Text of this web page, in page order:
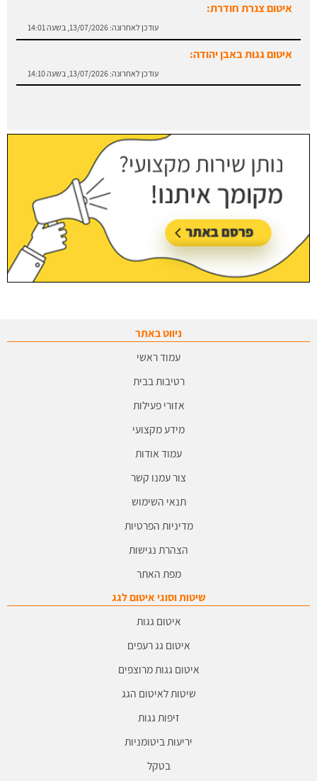
איטום צנרת חודרת:
עודכן לאחרונה: 13/07/2026, בשעה 14:01
איטום גגות באבן יהודה:
עודכן לאחרונה: 13/07/2026, בשעה 14:10
ניווט באתר
עמוד ראשי
רטיבות בבית
אזורי פעילות
מידע מקצועי
עמוד אודות
צור עמנו קשר
תנאי השימוש
מדיניות הפרטיות
הצהרת נגישות
מפת האתר
שיטות וסוגי איטום לגג
איטום גגות
איטום גג רעפים
איטום גגות מרוצפים
שיטות לאיטום הגג
זיפות גגות
יריעות ביטומניות
בטקל